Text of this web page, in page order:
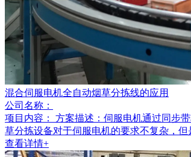
混合伺服电机全自动烟草分拣线的应用
公司名称：
项目内容：
方案描述：伺服电机通过同步
草分拣设备对于伺服电机的要求不复杂，
查看详情+